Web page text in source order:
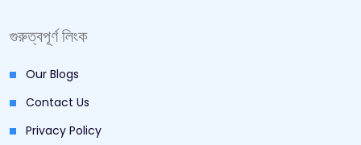
গুরুত্বপূর্ণ লিংক
Our Blogs
Contact Us
Privacy Policy